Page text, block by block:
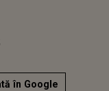
în Google